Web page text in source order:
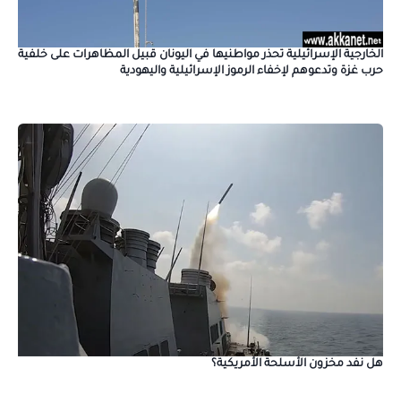
الخارجية الإسرائيلية تحذر مواطنيها في اليونان قبيل المظاهرات على خلفية
حرب غزة وتدعوهم لإخفاء الرموز الإسرائيلية واليهودية
هل نفد مخزون الأسلحة الأمريكية؟